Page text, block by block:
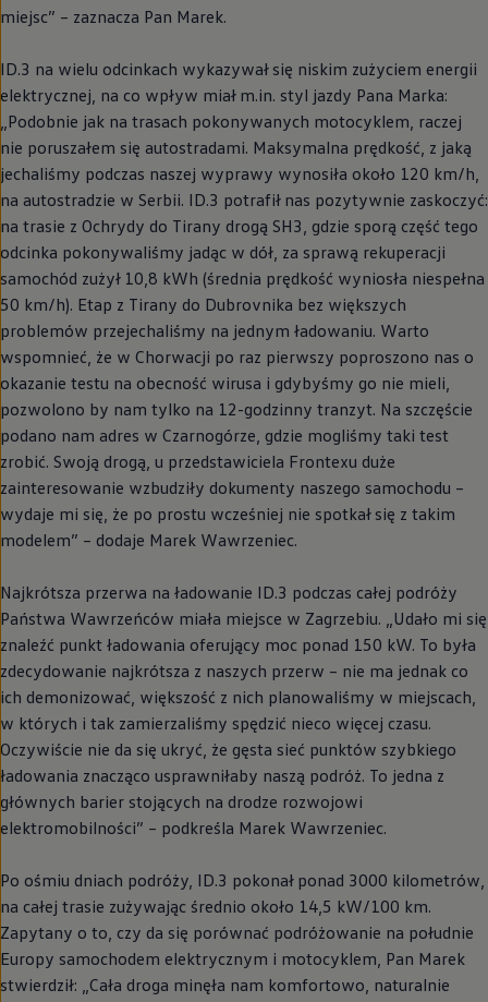
miejsc” – zaznacza Pan Marek.
ID.3 na wielu odcinkach wykazywał się niskim zużyciem energii
elektrycznej, na co wpływ miał m.in. styl jazdy Pana Marka:
„Podobnie jak na trasach pokonywanych motocyklem, raczej
nie poruszałem się autostradami. Maksymalna prędkość, z jaką
jechaliśmy podczas naszej wyprawy wynosiła około 120 km/h,
na autostradzie w Serbii. ID.3 potrafił nas pozytywnie zaskoczyć:
na trasie z Ochrydy do Tirany drogą SH3, gdzie sporą część tego
odcinka pokonywaliśmy jadąc w dół, za sprawą rekuperacji
samochód zużył 10,8 kWh (średnia prędkość wyniosła niespełna
50 km/h). Etap z Tirany do Dubrovnika bez większych
problemów przejechaliśmy na jednym ładowaniu. Warto
wspomnieć, że w Chorwacji po raz pierwszy poproszono nas o
okazanie testu na obecność wirusa i gdybyśmy go nie mieli,
pozwolono by nam tylko na 12-godzinny tranzyt. Na szczęście
podano nam adres w Czarnogórze, gdzie mogliśmy taki test
zrobić. Swoją drogą, u przedstawiciela Frontexu duże
zainteresowanie wzbudziły dokumenty naszego samochodu –
wydaje mi się, że po prostu wcześniej nie spotkał się z takim
modelem” – dodaje Marek Wawrzeniec.
Najkrótsza przerwa na ładowanie ID.3 podczas całej podróży
Państwa Wawrzeńców miała miejsce w Zagrzebiu. „Udało mi się
znaleźć punkt ładowania oferujący moc ponad 150 kW. To była
zdecydowanie najkrótsza z naszych przerw – nie ma jednak co
ich demonizować, większość z nich planowaliśmy w miejscach,
w których i tak zamierzaliśmy spędzić nieco więcej czasu.
Oczywiście nie da się ukryć, że gęsta sieć punktów szybkiego
ładowania znacząco usprawniłaby naszą podróż. To jedna z
głównych barier stojących na drodze rozwojowi
elektromobilności” – podkreśla Marek Wawrzeniec.
Po ośmiu dniach podróży, ID.3 pokonał ponad 3000 kilometrów,
na całej trasie zużywając średnio około 14,5 kW/100 km.
Zapytany o to, czy da się porównać podróżowanie na południe
Europy samochodem elektrycznym i motocyklem, Pan Marek
stwierdził: „Cała droga minęła nam komfortowo, naturalnie